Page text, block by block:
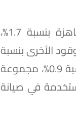
كما ارتفعت أسعار مجموعة الأقمشة بنسبة 1.7%، مجموعة الملابس الجاهزة بنسبة 1.7%،
ومواد الوقود الأخرى بنسبة
1.0%، مجموعة المفروشات المنزلية بنسبة 0.5%، مجموعة الأجهزة المنزلية بنسبة 0.9%، مجموعة
المستخدمة في صيانة